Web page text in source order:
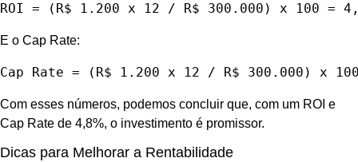
ROI = (R$ 1.200 x 12 / R$ 300.000) x 100 =
E o Cap Rate:
Cap Rate = (R$ 1.200 x 12 / R$ 300.000) x
Com esses números, podemos concluir que, com um ROI e
Cap Rate de 4,8%, o investimento é promissor.
Dicas para Melhorar a Rentabilidade